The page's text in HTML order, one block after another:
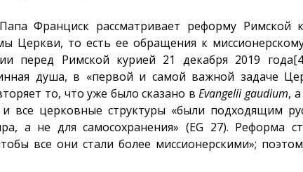
Франциск рассматривает реформу Римской
Церкви, то есть ее обращения к
перед Римской курией 21 декабря 2019 года
душа, в «первой и самой важной задаче
то, что уже было сказано вEvangelii gaudium,
все церковные структуры «были подходящим
а не для самосохранения» (EG 27). Реформа
все они стали более миссионерскими»;